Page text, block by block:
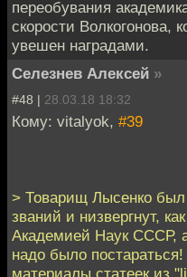
переобувания
скорости Волкогонова,
увешен наградами.
Селезнев Алексей »
#48 | 28.03.18 18:32
Кому: vitalyok, #39
> Товарищ Лысенко
званий и низвергнут,
Академией Наук СССР,
надо было